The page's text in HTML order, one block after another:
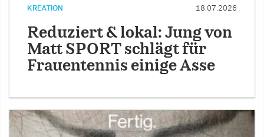
KREATION 18.07.2026
Reduziert & lokal: Jung von
Matt SPORT schlägt für
Frauentennis einige Asse